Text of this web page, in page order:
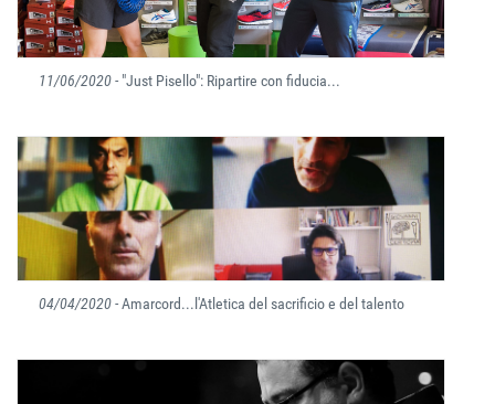
11/06/2020- "Just Pisello": Ripartire con fiducia...
04/04/2020- Amarcord...l'Atletica del sacrificio e del talento